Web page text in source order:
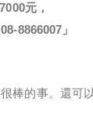
元，
8866007」
棒的事。還可